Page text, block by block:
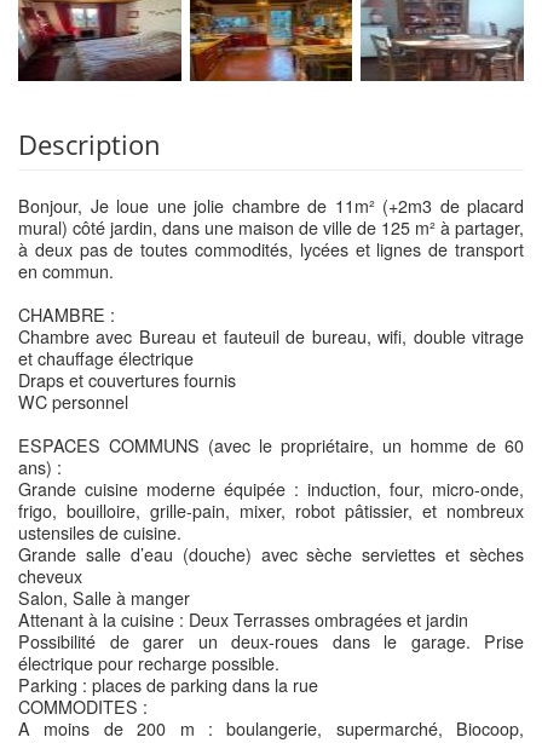
Description
Bonjour, Je loue une jolie chambre de 11m² (+2m3 de placard
mural) côté jardin, dans une maison de ville de 125 m² à partager,
à deux pas de toutes commodités, lycées et lignes de transport
en commun.
CHAMBRE :
Chambre avec Bureau et fauteuil de bureau, wifi, double vitrage
et chauffage électrique
Draps et couvertures fournis
WC personnel
ESPACES COMMUNS (avec le propriétaire, un homme de 60
ans) :
Grande cuisine moderne équipée : induction, four, micro-onde,
frigo, bouilloire, grille-pain, mixer, robot pâtissier, et nombreux
ustensiles de cuisine.
Grande salle d’eau (douche) avec sèche serviettes et sèches
cheveux
Salon, Salle à manger
Attenant à la cuisine : Deux Terrasses ombragées et jardin
Possibilité de garer un deux-roues dans le garage. Prise
électrique pour recharge possible.
Parking : places de parking dans la rue
COMMODITES :
A moins de 200 m : boulangerie, supermarché, Biocoop,